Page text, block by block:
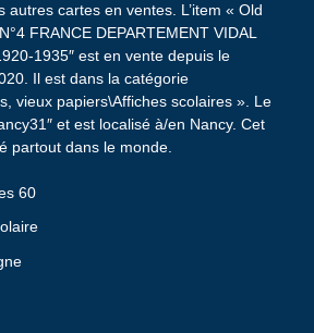
autres cartes en ventes. L’item « Old
FRANCE DEPARTEMENT VIDAL
1935″ est en vente depuis le
Il est dans la catégorie
vieux papiers\Affiches scolaires ». Le
et est localisé à/en Nancy. Cet
partout dans le monde.
60